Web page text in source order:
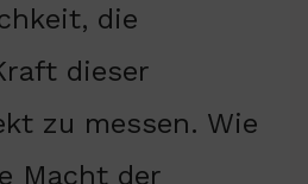
die
dieser
zu messen. Wie
Macht der